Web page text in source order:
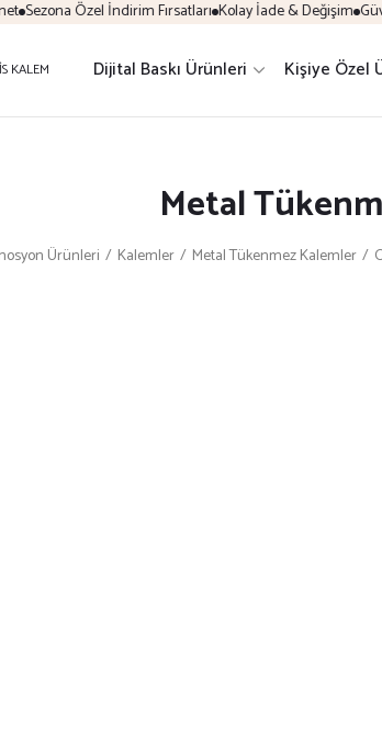
Sezona Özel İndirim Fırsatları Kolay İade & Değişim
Dijital Baskı Ürünleri Kişiye Özel
Metal
Ürünleri Kalemler Metal Tükenmez Kalemler